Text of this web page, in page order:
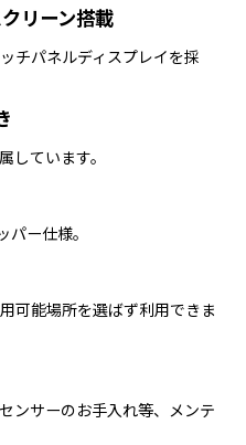
リーン搭載
チパネルディスプレイを採
しています。
ー仕様。
可能場所を選ばず利用できま
ンサーのお手入れ等、メンテ